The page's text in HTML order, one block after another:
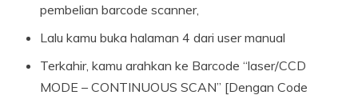
pembelian barcode scanner,
Lalu kamu buka halaman 4 dari user manual
Terkahir, kamu arahkan ke Barcode “laser/CCD
MODE – CONTINUOUS SCAN” [Dengan Code